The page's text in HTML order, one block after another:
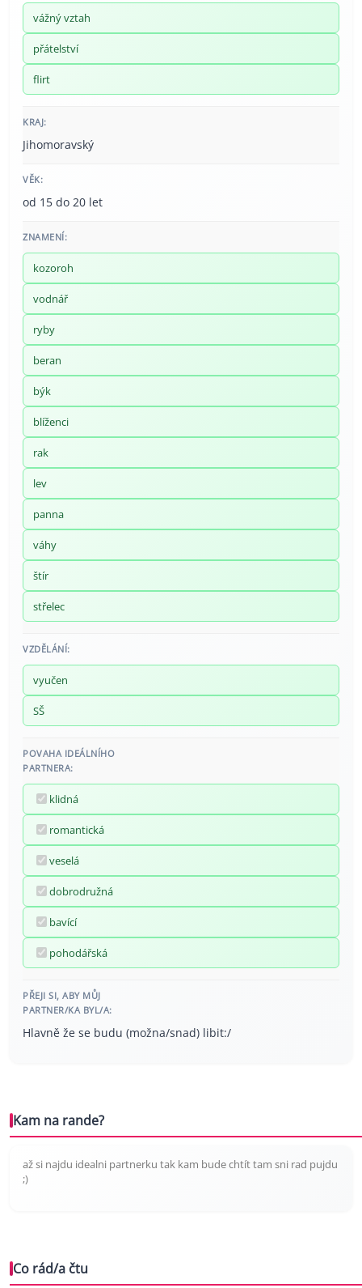
vážný vztah
přátelství
flirt
KRAJ:
Jihomoravský
VĚK:
od 15 do 20 let
ZNAMENÍ:
kozoroh
vodnář
ryby
beran
býk
blíženci
rak
lev
panna
váhy
štír
střelec
VZDĚLÁNÍ:
vyučen
SŠ
POVAHA IDEÁLNÍHO
PARTNERA:
klidná
romantická
veselá
dobrodružná
bavící
pohodářská
PŘEJI SI, ABY MŮJ
PARTNER/KA BYL/A:
Hlavně že se budu (možna/snad) libit:/
Kam na rande?
až si najdu idealni partnerku tak kam bude chtít tam sni rad pujdu
;)
Co rád/a čtu